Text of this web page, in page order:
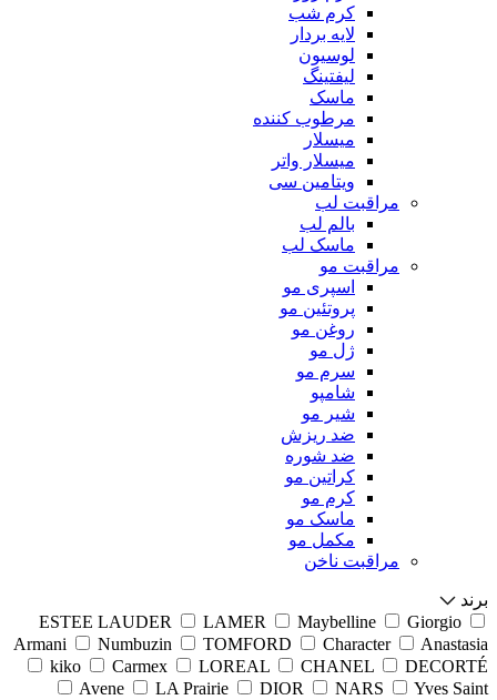
کرم شب
لایه بردار
لوسیون
لیفتینگ
ماسک
مرطوب کننده
میسلار
میسلار واتر
ویتامین سی
مراقبت لب
بالم لب
ماسک لب
مراقبت مو
اسپری مو
پروتئین مو
روغن مو
ژل مو
سرم مو
شامپو
شیر مو
ضد ریزش
ضد شوره
کراتین مو
کرم مو
ماسک مو
مکمل مو
مراقبت ناخن
برند
ESTEE LAUDER
LAMER Maybelline
Giorgio
Armani
Numbuzin TOMFORD Character
Anastasia
kiko
Carmex LOREAL CHANEL
DECORTÉ
Avene
LA Prairie DIOR NARS
Yves Saint